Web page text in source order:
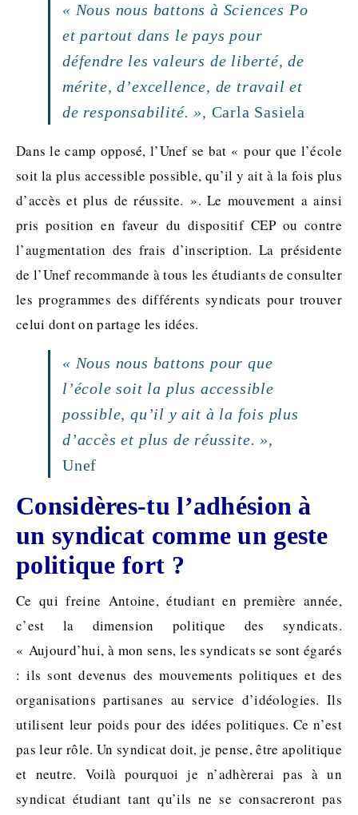
« Nous nous battons à Sciences Po
et partout dans le pays pour
défendre les valeurs de liberté, de
mérite, d’excellence, de travail et
de responsabilité. », Carla Sasiela
Dans le camp opposé, l’Unef se bat « pour que l’école
soit la plus accessible possible, qu’il y ait à la fois plus
d’accès et plus de réussite. ». Le mouvement a ainsi
pris position en faveur du dispositif CEP ou contre
l’augmentation des frais d’inscription. La présidente
de l’Unef recommande à tous les étudiants de consulter
les programmes des différents syndicats pour trouver
celui dont on partage les idées.
« Nous nous battons pour que
l’école soit la plus accessible
possible, qu’il y ait à la fois plus
d’accès et plus de réussite. »,
Unef
Considères-tu l’adhésion à
un syndicat comme un geste
politique fort ?
Ce qui freine Antoine, étudiant en première année,
c’est la dimension politique des syndicats.
« Aujourd’hui, à mon sens, les syndicats se sont égarés
: ils sont devenus des mouvements politiques et des
organisations partisanes au service d’idéologies. Ils
utilisent leur poids pour des idées politiques. Ce n’est
pas leur rôle. Un syndicat doit, je pense, être apolitique
et neutre. Voilà pourquoi je n’adhèrerai pas à un
syndicat étudiant tant qu’ils ne se consacreront pas